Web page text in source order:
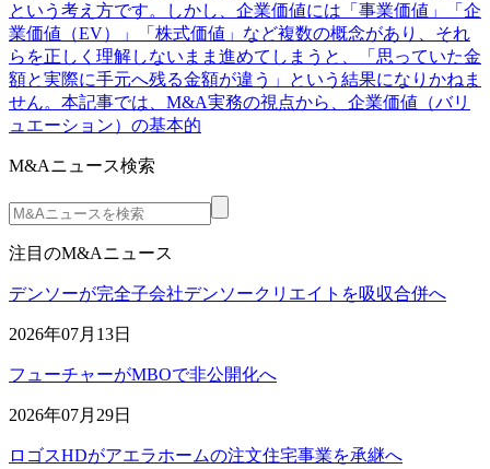
という考え方です。しかし、企業価値には「事業価値」「企
業価値（EV）」「株式価値」など複数の概念があり、それ
らを正しく理解しないまま進めてしまうと、「思っていた金
額と実際に手元へ残る金額が違う」という結果になりかねま
せん。本記事では、M&A実務の視点から、企業価値（バリ
ュエーション）の基本的
M&Aニュース検索
注目のM&Aニュース
デンソーが完全子会社デンソークリエイトを吸収合併へ
2026年07月13日
フューチャーがMBOで非公開化へ
2026年07月29日
ロゴスHDがアエラホームの注文住宅事業を承継へ